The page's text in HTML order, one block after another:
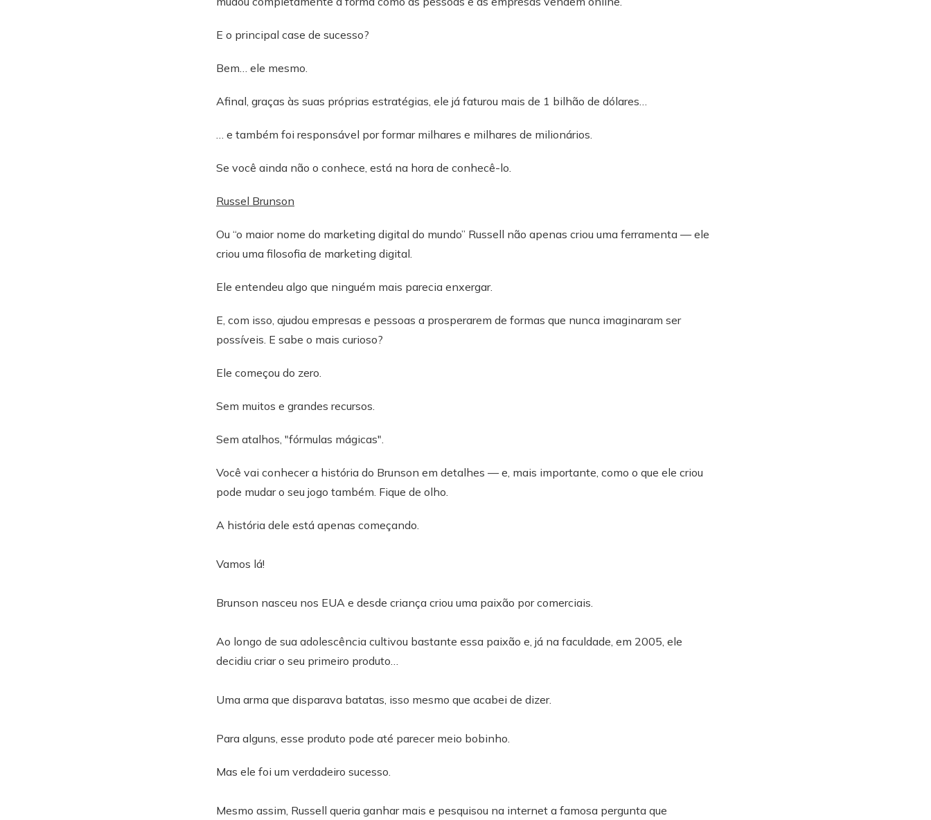
E o principal case de sucesso?
Bem… ele mesmo.
Afinal, graças às suas próprias estratégias, ele já faturou mais de 1 bilhão de dólares…
… e também foi responsável por formar milhares e milhares de milionários.
Se você ainda não o conhece, está na hora de conhecê-lo.
Russel Brunson
Ou “o maior nome do marketing digital do mundo” Russell não apenas criou uma ferramenta — ele
criou uma filosofia de marketing digital.
Ele entendeu algo que ninguém mais parecia enxergar.
E, com isso, ajudou empresas e pessoas a prosperarem de formas que nunca imaginaram ser
possíveis. E sabe o mais curioso?
Ele começou do zero.
Sem muitos e grandes recursos.
Sem atalhos, "fórmulas mágicas".
Você vai conhecer a história do Brunson em detalhes — e, mais importante, como o que ele criou
pode mudar o seu jogo também. Fique de olho.
A história dele está apenas começando.
Vamos lá!
Brunson nasceu nos EUA e desde criança criou uma paixão por comerciais.
Ao longo de sua adolescência cultivou bastante essa paixão e, já na faculdade, em 2005, ele
decidiu criar o seu primeiro produto…
Uma arma que disparava batatas, isso mesmo que acabei de dizer.
Para alguns, esse produto pode até parecer meio bobinho.
Mas ele foi um verdadeiro sucesso.
Mesmo assim, Russell queria ganhar mais e pesquisou na internet a famosa pergunta que